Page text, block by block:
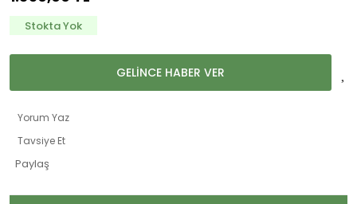
Stokta Yok
GELİNCE HABER VER
Yorum Yaz
Tavsiye Et
Paylaş